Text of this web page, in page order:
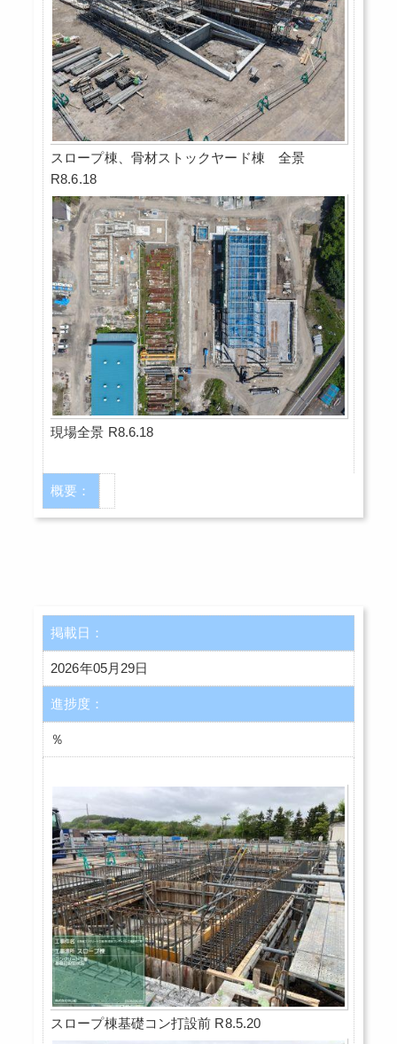
スロープ棟、骨材ストックヤード棟 全景
R8.6.18
現場全景 R8.6.18
概要：
掲載日：
2026年05月29日
進捗度：
％
スロープ棟基礎コン打設前 R8.5.20